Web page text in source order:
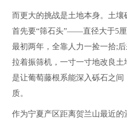
而更大的挑战是土地本身。土壤
首先要“筛石头”——直径大于5厘
最初两年，全靠人力一捡一拾;
拉着振筛机，一寸一寸地改良
是让葡萄藤根系能深入砾石之
质。
作为宁夏产区距离贺兰山最近的